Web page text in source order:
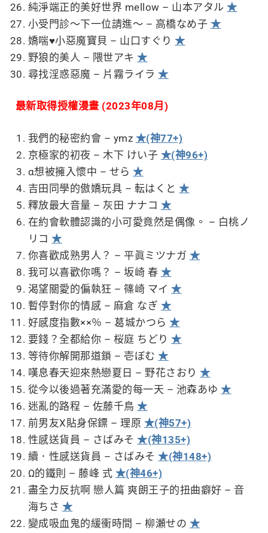
純淨端正的美好世界 mellow – 山本アタル★
小受門診～下一位請進～ – 高橋なめ子 ★
嬌喘♥小惡魔寶貝 – 山口すぐり★
野狼的美人 – 隈世アキ★
尋找淫惑惡魔 – 片霧ライラ★
最新取得授權漫畫 (2023年08月)
我們的秘密約會 – ymz ★(神77+)
京極家的初夜 – 木下 けい子 ★(神96+)
α想被擁入懷中 – せら★
吉田同學的傲嬌玩具 – 転はくと★
釋放最大音量 – 灰田 ナナコ ★
在約會軟體認識的小可愛竟然是偶像。 – 白桃ノ
リコ★
你喜歡成熟男人？ – 平眞ミツナガ ★
我可以喜歡你嗎？ – 坂崎 春 ★
渴望關愛的偏執狂 – 篠崎 マイ★
暫停對你的情感 – 麻倉 なぎ ★
好感度指數××％ – 葛城かつら★
要錢？全都給你 – 桜庭 ちどり★
等待你解開那道鎖 – 壱ぼむ★
嘆息春天迎來熱戀夏日 – 野花さおり★
從今以後過著充滿愛的每一天 – 池森あゆ★
迷亂的路程 – 佐藤千鳥★
前男友X貼身保鏢 – 理原 ★(神57+)
性感送貨員 – さばみそ★(神135+)
續．性感送貨員 – さばみそ★(神148+)
Ω的鐵則 – 藤峰 式 ★(神46+)
盡全力反抗啊 戀人篇 爽朗王子的扭曲癖好 – 音
海ちさ ★
變成吸血鬼的緩衝時間 – 柳瀬せの ★